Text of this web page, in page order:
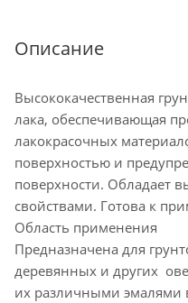
Описание
Высококачественная
лака, обеспечивающая
лакокрасочных
поверхностью и
поверхности. Обладает
свойствами. Готова к
Область применения
Предназначена для
деревянных и других
их различными эмалями